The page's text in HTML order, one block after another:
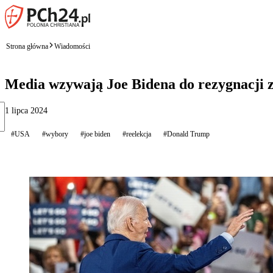
Strona główna Wiadomości
Media wzywają Joe Bidena do rezygnacji
1 lipca 2024
#USA #wybory #joe biden #reelekcja #Donald Trump